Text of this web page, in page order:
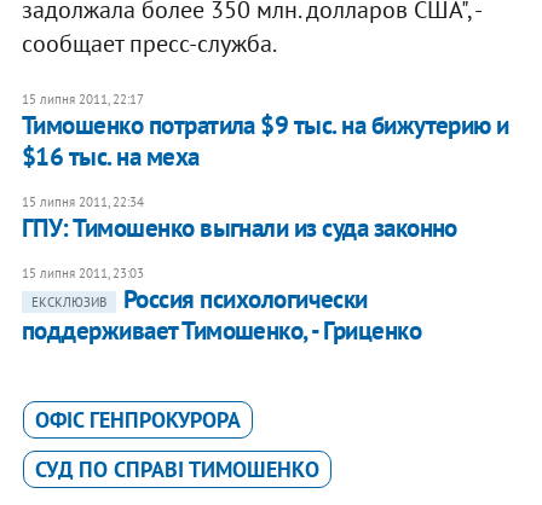
задолжала более 350 млн. долларов США", -
сообщает пресс-служба.
15 липня 2011, 22:17
Тимошенко потратила $9 тыс. на бижутерию и
$16 тыс. на меха
15 липня 2011, 22:34
ГПУ: Тимошенко выгнали из суда законно
15 липня 2011, 23:03
ЕКСКЛЮЗИВ
Россия психологически
поддерживает Тимошенко, - Гриценко
ОФІС ГЕНПРОКУРОРА
СУД ПО СПРАВІ ТИМОШЕНКО